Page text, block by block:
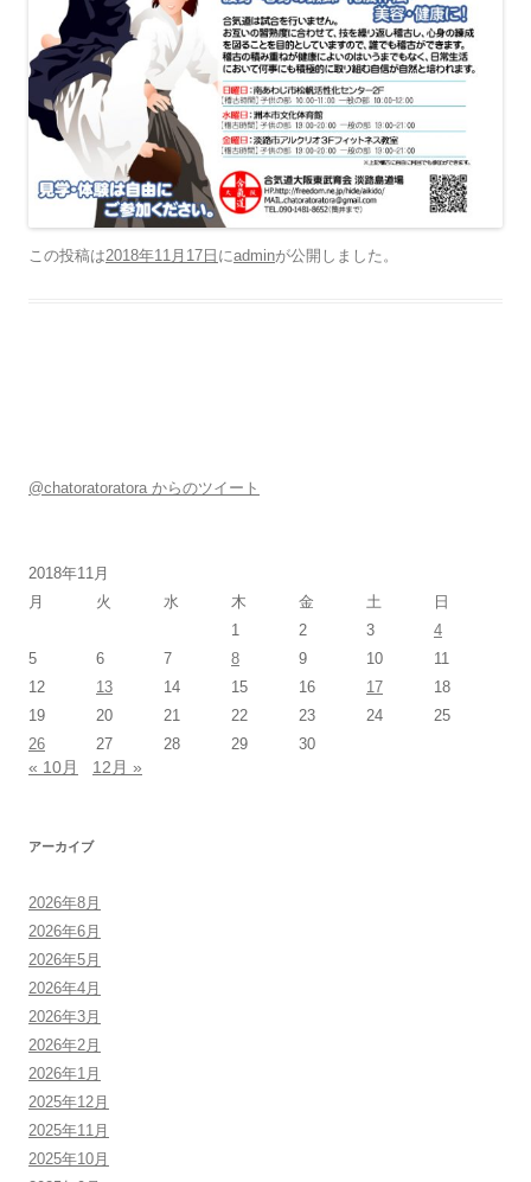
この投稿は2018年11月17日 にadminが公開しました 。
@chatoratoratora からのツイート
2018年11月
月
火 水 木 金 土
日
1
2 3
4
5
6 7 8 9 10
11
12
13 14 15 16 17
18
19
20 21 22 23 24
25
26
27 28 29 30
« 10月 12月 »
アーカイブ
2026年8月
2026年6月
2026年5月
2026年4月
2026年3月
2026年2月
2026年1月
2025年12月
2025年11月
2025年10月